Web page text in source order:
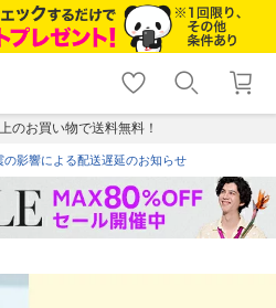
shopping_cart lock_outline
ログイン
のお買い物で送料無料！
影響による配送遅延のお知らせ